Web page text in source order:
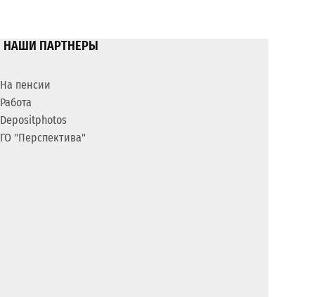
НАШИ ПАРТНЕРЫ
На пенсии
Работа
Depositphotos
ГО "Перспектива"